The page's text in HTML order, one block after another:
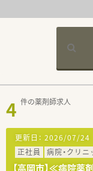
4 件の薬剤師求人
更新日： 2026/07/24
正社員
病院・クリニ
【高岡市】≪病院